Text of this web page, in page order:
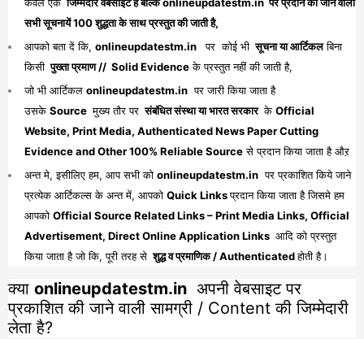
सभी सूचनायें 100 शुद्धता के साथ प्रस्तुत की जाती है,
आपको बता दें कि, onlineupdatestm.in पर कोई भी सूचना या आर्टिकलबिना
किसी पुख्ता प्रमाण // Solid Evidenceके प्रस्तुत नहीं की जाती है,
जो भी आर्टिकल onlineupdatestm.in पर जारी किया जाता है
उसके Source मुख्य तौर पर संबंधित संस्था या भारत सरकार के Official
Website, Print Media, Authenticated News Paper Cutting
Evidence and Other 100% Reliable Sourceसे प्रदान किया जाता है औऱ
अन्त मे, इसीलिए हम, आप सभी को onlineupdatestm.in पर प्रकाशित किये जाने
प्रत्येक आर्टिकल्स के अन्त में, आपको Quick Linksप्रदान किया जाता है जिसमे हम
आपको Official Source Related Links – Print Media Links, Official
Advertisement, Direct Online Application Links आदि को प्रस्तुत
किया जाता है जो कि, पूरी तरह से शुद्ध व प्रमाणिक / Authenticatedहोती है।
क्या onlineupdatestm.in अपनी वेबसाइट पर
प्रकाशित की जाने वाली सामग्री / Content की जिम्मेदारी
लेता है?